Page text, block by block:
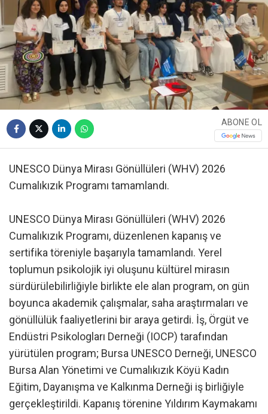
ABONE OL
UNESCO Dünya Mirası Gönüllüleri (WHV) 2026
Cumalıkızık Programı tamamlandı.
UNESCO Dünya Mirası Gönüllüleri (WHV) 2026
Cumalıkızık Programı, düzenlenen kapanış ve
sertifika töreniyle başarıyla tamamlandı. Yerel
toplumun psikolojik iyi oluşunu kültürel mirasın
sürdürülebilirliğiyle birlikte ele alan program, on gün
boyunca akademik çalışmalar, saha araştırmaları ve
gönüllülük faaliyetlerini bir araya getirdi. İş, Örgüt ve
Endüstri Psikologları Derneği (IOCP) tarafından
yürütülen program; Bursa UNESCO Derneği, UNESCO
Bursa Alan Yönetimi ve Cumalıkızık Köyü Kadın
Eğitim, Dayanışma ve Kalkınma Derneği iş birliğiyle
gerçekleştirildi. Kapanış törenine Yıldırım Kaymakamı